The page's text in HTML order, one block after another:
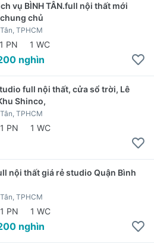
vụ BÌNH TÂN.full nội thất mới
chủ
TPHCM
1 PN 1 WC
nghìn
full nội thất, cửa sổ trời, Lê
Shinco,
TPHCM
1 PN 1 WC
nội thất giá rẻ studio Quận Bình
TPHCM
1 PN 1 WC
nghìn